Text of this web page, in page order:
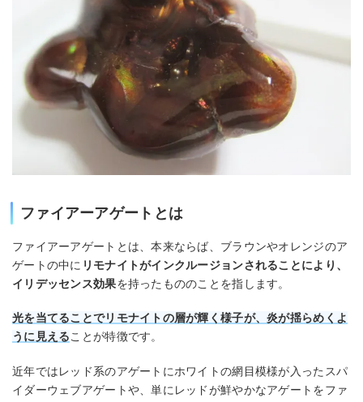
ファイアーアゲートとは
ファイアーアゲートとは、本来ならば、ブラウンやオレンジのア
ゲートの中に リモナイトがインクルージョンされることにより、
イリデッセンス効果を持ったもののことを指します。
光を当てることでリモナイトの層が輝く様子が、炎が揺らめくよ
うに見えることが特徴です。
近年ではレッド系のアゲートにホワイトの網目模様が入ったスパ
イダーウェブアゲートや、単にレッドが鮮やかなアゲートをファ